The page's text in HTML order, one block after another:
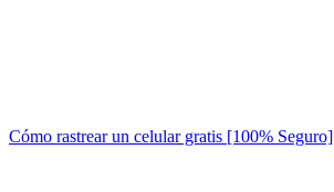
Cómo rastrear un celular gratis [100% Seguro]